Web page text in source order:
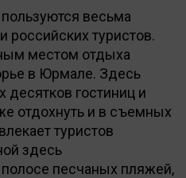
весьма
туристов.
местом отдыха
в Юрмале. Здесь
десятков гостиниц и
отдохнуть и в съемных
туристов
здесь
песчаных пляжей,